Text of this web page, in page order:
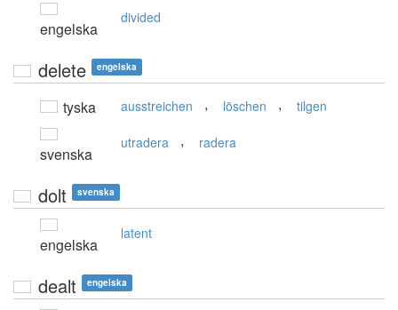
engelska
divided
delete engelska
tyska ausstreichen , löschen , tilgen
svenska
utradera , radera
dolt svenska
engelska
latent
dealt engelska